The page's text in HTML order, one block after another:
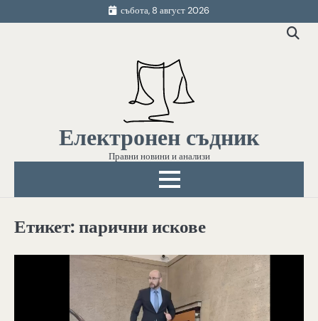
to
събота, 8 август 2026
Електронен съдник
Правни новини и анализи
Етикет:парични искове